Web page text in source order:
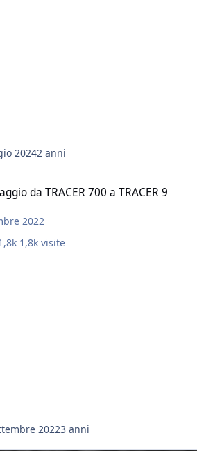
20242 anni
da TRACER 700 a TRACER 9
2022
1,8k visite
20223 anni